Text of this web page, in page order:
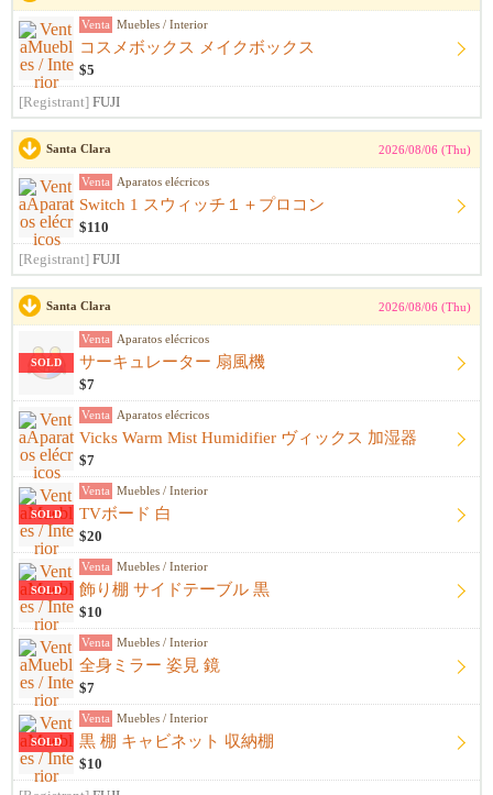
Venta Muebles / Interior
コスメボックス メイクボックス
$5
[Registrant] FUJI
Santa Clara 2026/08/06 (Thu)
Venta Aparatos elécricos
Switch 1 スウィッチ１＋プロコン
$110
[Registrant] FUJI
Santa Clara 2026/08/06 (Thu)
SOLD
Venta Aparatos elécricos
サーキュレーター 扇風機
$7
Venta Aparatos elécricos
Vicks Warm Mist Humidifier ヴィックス 加湿器
$7
SOLD
Venta Muebles / Interior
TVボード 白
$20
SOLD
Venta Muebles / Interior
飾り棚 サイドテーブル 黒
$10
Venta Muebles / Interior
全身ミラー 姿見 鏡
$7
SOLD
Venta Muebles / Interior
黒 棚 キャビネット 収納棚
$10